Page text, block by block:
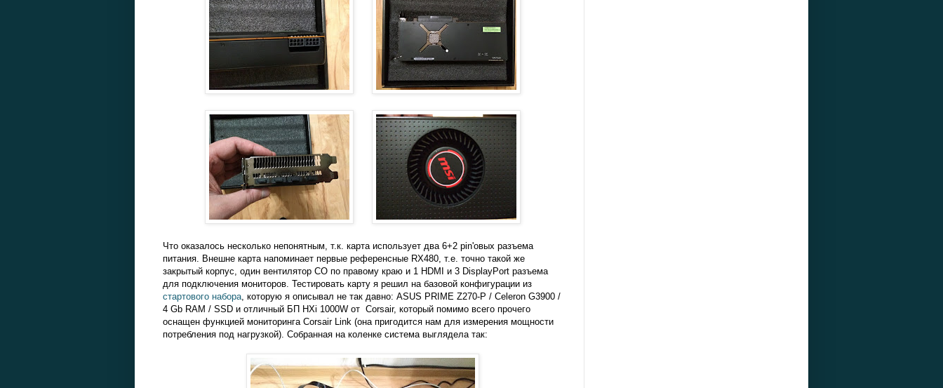
Что оказалось несколько непонятным, т.к. карта использует два 6+2 pin'овых разъема
питания. Внешне карта напоминает первые референсные RX480, т.е. точно такой же
закрытый корпус, один вентилятор СО по правому краю и 1 HDMI и 3 DisplayPort разъема
для подключения мониторов. Тестировать карту я решил на базовой конфигурации из
стартового набора , которую я описывал не так давно: ASUS PRIME Z270-P / Celeron G3900 /
4 Gb RAM / SSD и отличный БП HXi 1000W от Corsair, который помимо всего прочего
оснащен функцией мониторинга Corsair Link (она пригодится нам для измерения мощности
потребления под нагрузкой). Собранная на коленке система выглядела так: